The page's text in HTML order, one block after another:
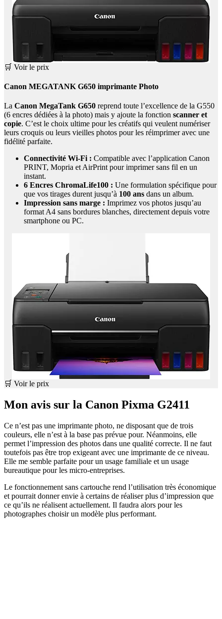
🛒 Voir le prix
Canon MEGATANK G650 imprimante Photo
La Canon MegaTank G650 reprend toute l’excellence de la G550
(6 encres dédiées à la photo) mais y ajoute la fonction scanner et
copie. C’est le choix ultime pour les créatifs qui veulent numériser
leurs croquis ou leurs vieilles photos pour les réimprimer avec une
fidélité parfaite.
Connectivité Wi-Fi : Compatible avec l’application Canon
PRINT, Mopria et AirPrint pour imprimer sans fil en un
instant.
6 Encres ChromaLife100 : Une formulation spécifique pour
que vos tirages durent jusqu’à 100 ans dans un album.
Impression sans marge : Imprimez vos photos jusqu’au
format A4 sans bordures blanches, directement depuis votre
smartphone ou PC.
🛒 Voir le prix
Mon avis sur la Canon Pixma G2411
Ce n’est pas une imprimante photo, ne disposant que de trois
couleurs, elle n’est à la base pas prévue pour. Néanmoins, elle
permet l’impression des photos dans une qualité correcte. Il ne faut
toutefois pas être trop exigeant avec une imprimante de ce niveau.
Elle me semble parfaite pour un usage familiale et un usage
bureautique pour les micro-entreprises.
Le fonctionnement sans cartouche rend l’utilisation très économique
et pourrait donner envie à certains de réaliser plus d’impression que
ce qu’ils ne réalisent actuellement. Il faudra alors pour les
photographes choisir un modèle plus performant.